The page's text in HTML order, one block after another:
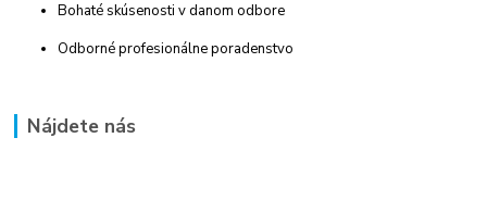
Bohaté skúsenosti v danom odbore
Odborné profesionálne poradenstvo
Nájdete nás